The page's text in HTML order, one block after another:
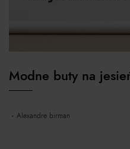
Modne buty na
alexandre birman